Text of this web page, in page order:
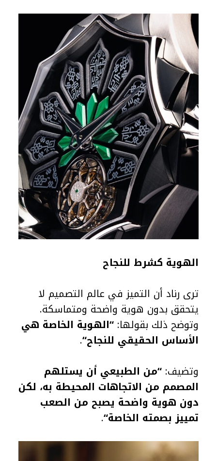
الهوية كشرط للنجاح
ترى رناد أن التميز في عالم التصميم لا
يتحقق بدون هوية واضحة ومتماسكة.
وتوضح ذلك بقولها: “الهوية الخاصة هي
الأساس الحقيقي للنجاح“
.
وتضيف: “من الطبيعي أن يستلهم
المصمم من الاتجاهات المحيطة به، لكن
دون هوية واضحة يصبح من الصعب
تمييز بصمته الخاصة“
.